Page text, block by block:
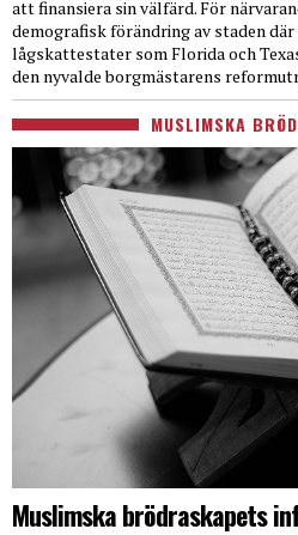
att finansiera sin välfärd. För
demografisk förändring av staden
lågskattestater som Florida och
den nyvalde borgmästarens
MUSLIMSKA
Muslimska brödraskapets